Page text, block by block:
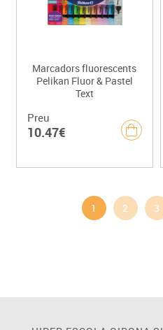
Marcadors fluorescents
Pelikan Fluor & Pastel
Text
Preu
10.47€
1 2 3